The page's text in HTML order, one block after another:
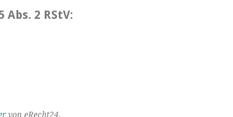
2 RStV:
von eRecht24.